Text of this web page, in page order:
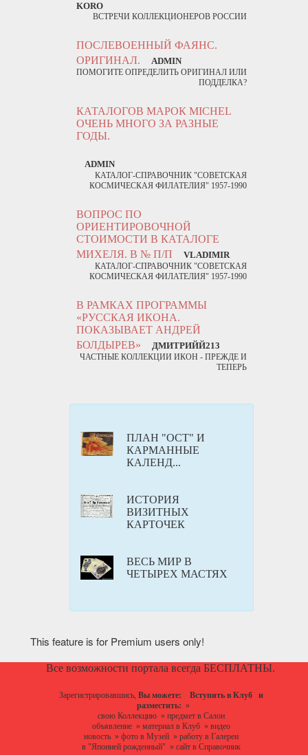
KORO
ВСТРЕЧИ КОЛЛЕКЦИОНЕРОВ РОССИИ
ПОСЛЕВОЕННЫЙ ФАЯНС.
ОРИГИНАЛ.
ADMIN
ПОМОГИТЕ ОПРЕДЕЛИТЬ ОРИГИНАЛ ИЛИ
ПОДДЕЛКА?
КАТАЛОГОВ МАРОК MICHEL
ОЧЕНЬ МНОГО ЗА РАЗНЫЕ
ГОДЫ.
ADMIN
КАТАЛОГ-СПРАВОЧНИК "СОВЕТСКАЯ
КОСМИЧЕСКАЯ ФИЛАТЕЛИЯ" 1957-1990
ВОПРОС ПО
ОРИЕНТИРОВОЧНОЙ
СТОИМОСТИ В КАТАЛОГЕ
МИХЕЛЯ. В № П/П
VLADIMIR
КАТАЛОГ-СПРАВОЧНИК "СОВЕТСКАЯ
КОСМИЧЕСКАЯ ФИЛАТЕЛИЯ" 1957-1990
В РАМКАХ ПРОГРАММЫ
«РУССКАЯ ИКОНА.
ПОКАЗЫВАЕТ АНДРЕЙ
БОЛДЫРЕВ»
ДМИТРИЙЙ213
ЧАСТНЫЕ КОЛЛЕКЦИИ ИКОН - ПРЕЖДЕ И
ТЕПЕРЬ
ПЛАН "ОСТ" И
КАРМАННЫЕ
КАЛЕНД...
ИСТОРИЯ
ВИЗИТНЫХ
КАРТОЧЕК
ВЕСЬ МИР В
ЧЕТЫРЕХ МАСТЯХ
This feature is for Premium users only!
Все возможности портала всегда БЕСПЛАТНЫ.
Зарегистрировавшись, Вы можете: Вступить в Клуб
и
разместить: »
свою Коллекцию» предмет в Салон
объявление» материал в Клуб» видео
новость» фото в Музей» работу в Галереи
в "Японией рожденный" » сайт в Справочник